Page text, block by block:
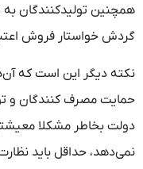
همچنین تولیدکنندگان
گردش خواستار فروش
نکته دیگر این است که
حمایت مصرف کنندگان و
دولت بخاطر مشکلا
نمی‌دهد، حداقل باید